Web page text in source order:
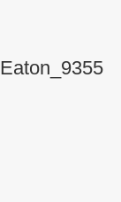
Eaton_9355